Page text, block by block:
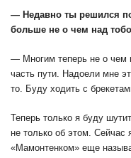
— Недавно ты решился
больше не о чем над
— Многим теперь не о чем
часть пути. Надоели мне
то. Буду ходить с
Теперь только я буду
не только об этом. Сейчас
«Мамонтенком» еще